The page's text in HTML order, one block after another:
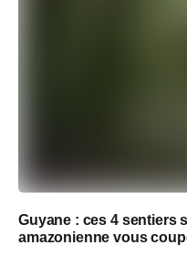
Guyane : ces 4 sentiers
amazonienne vous